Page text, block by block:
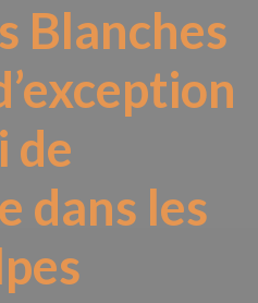
Blanches
de
dans les